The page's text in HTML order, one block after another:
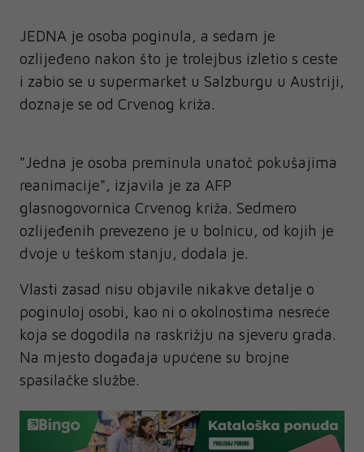
JEDNA je osoba poginula, a sedam je
ozlijeđeno nakon što je trolejbus izletio s ceste
i zabio se u supermarket u Salzburgu u Austriji,
doznaje se od Crvenog križa.
"Jedna je osoba preminula unatoč pokušajima
reanimacije", izjavila je za AFP
glasnogovornica Crvenog križa. Sedmero
ozlijeđenih prevezeno je u bolnicu, od kojih je
dvoje u teškom stanju, dodala je.
Vlasti zasad nisu objavile nikakve detalje o
poginuloj osobi, kao ni o okolnostima nesreće
koja se dogodila na raskrižju na sjeveru grada.
Na mjesto događaja upućene su brojne
spasilačke službe.